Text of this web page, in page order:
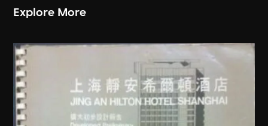
Explore More